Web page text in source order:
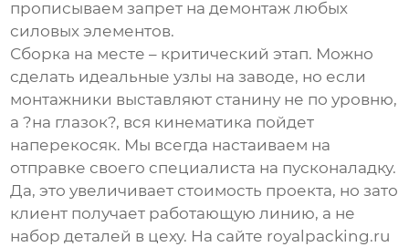
прописываем запрет на демонтаж любых
силовых элементов.
Сборка на месте – критический этап. Можно
сделать идеальные узлы на заводе, но если
монтажники выставляют станину не по уровню,
а ?на глазок?, вся кинематика пойдет
наперекосяк. Мы всегда настаиваем на
отправке своего специалиста на пусконаладку.
Да, это увеличивает стоимость проекта, но зато
клиент получает работающую линию, а не
набор деталей в цеху. На сайте royalpacking.ru